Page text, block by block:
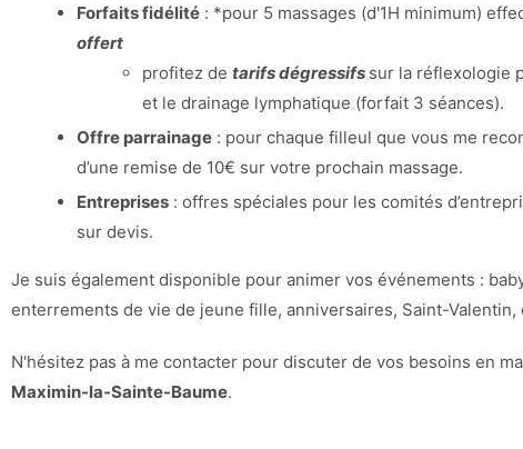
Forfaits fidélité : *pour 5 massages (d'1H minimum)
offert
profitez de tarifs dégressifs sur la réflexologie
et le drainage lymphatique (forfait 3 séances).
Offre parrainage : pour chaque filleul que vous me
d’une remise de 10€ sur votre prochain massage.
Entreprises : offres spéciales pour les comités
sur devis.
Je suis également disponible pour animer vos événements :
enterrements de vie de jeune fille, anniversaires, Saint-Valentin,
N'hésitez pas à me contacter pour discuter de vos besoins en
Maximin-la-Sainte-Baume.